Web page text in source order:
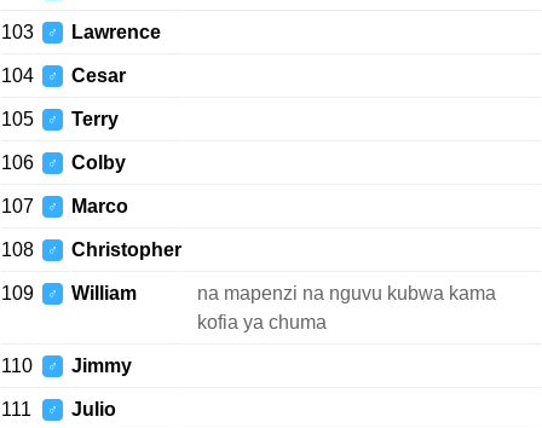
103 ♂ Lawrence
104 ♂ Cesar
105 ♂ Terry
106 ♂ Colby
107 ♂ Marco
108 ♂ Christopher
109 ♂ William
na mapenzi na nguvu kubwa kama
kofia ya chuma
110 ♂ Jimmy
111 ♂ Julio